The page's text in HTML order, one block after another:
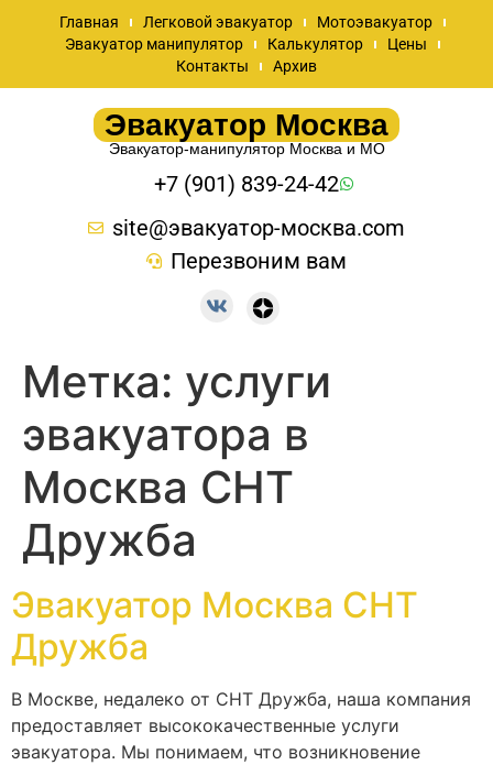
Главная Легковой эвакуатор
Мотоэвакуатор
Эвакуатор манипулятор
Калькулятор
Цены
Контакты
Архив
Эвакуатор Москва
Эвакуатор-манипулятор Москва и МО
+7 (901) 839-24-42
site@эвакуатор-москва.com
Перезвоним вам
Метка: услуги
эвакуатора в
Москва СНТ
Дружба
Эвакуатор Москва СНТ
Дружба
В Москве, недалеко от СНТ Дружба, наша компания
предоставляет высококачественные услуги
эвакуатора. Мы понимаем, что возникновение